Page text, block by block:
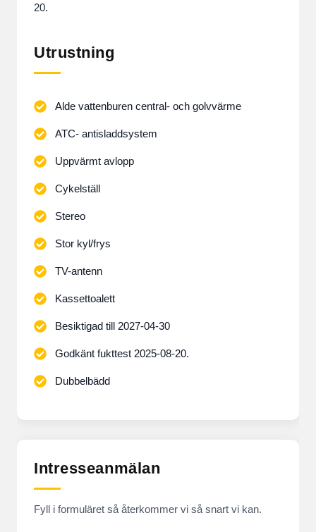
20.
Utrustning
Alde vattenburen central- och golvvärme
ATC- antisladdsystem
Uppvärmt avlopp
Cykelställ
Stereo
Stor kyl/frys
TV-antenn
Kassettoalett
Besiktigad till 2027-04-30
Godkänt fukttest 2025-08-20.
Dubbelbädd
Intresseanmälan
Fyll i formuläret så återkommer vi så snart vi kan.